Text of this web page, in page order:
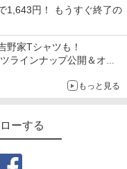
1,643円！ もうすぐ終了の
景版」が67%オフで990円
野家Tシャツも！
ラインナップ公開＆オン
もっと見る
ーする